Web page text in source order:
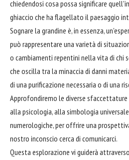
chiedendosi cosa possa significare
ghiaccio che ha flagellato il paesaggio
Sognare la grandine è, in essenza,
può rappresentare una varietà di
o cambiamenti repentini nella vita di chi
che oscilla tra la minaccia di danni
di una purificazione necessaria o di una
Approfondiremo le diverse
alla psicologia, alla simbologia
numerologiche, per offrire una
nostro inconscio cerca di comunicarci.
Questa esplorazione vi guiderà